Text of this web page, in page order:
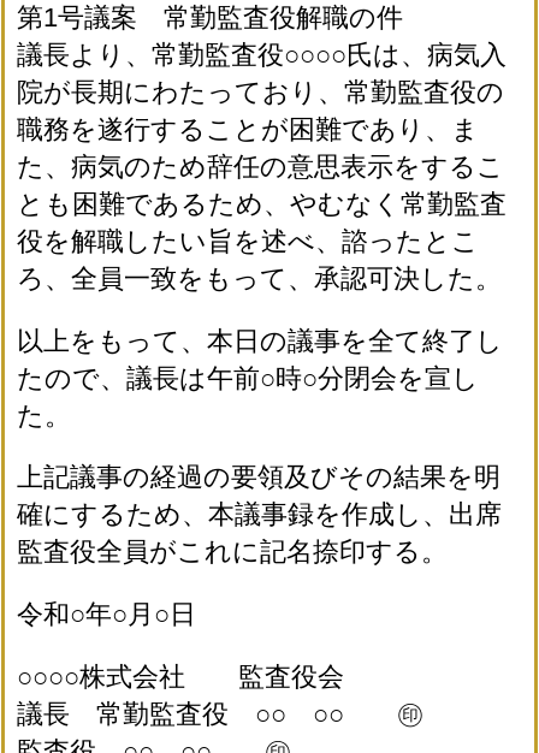
第1号議案 常勤監査役解職の件
議長より、常勤監査役○○○○氏は、病気入
院が長期にわたっており、常勤監査役の
職務を遂行することが困難であり、ま
た、病気のため辞任の意思表示をするこ
とも困難であるため、やむなく常勤監査
役を解職したい旨を述べ、諮ったとこ
ろ、全員一致をもって、承認可決した。
以上をもって、本日の議事を全て終了し
たので、議長は午前○時○分閉会を宣し
た。
上記議事の経過の要領及びその結果を明
確にするため、本議事録を作成し、出席
監査役全員がこれに記名捺印する。
令和○年○月○日
○○○○株式会社 監査役会
議長 常勤監査役 ○○ ○○ ㊞